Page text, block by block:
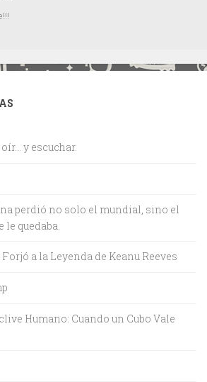
y escuchar.
perdió no solo el mundial, sino el
le quedaba.
a la Leyenda de Keanu Reeves
Humano: Cuando un Cubo Vale